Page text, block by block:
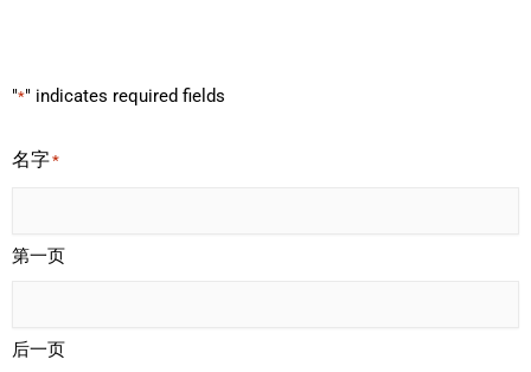
"*" indicates required fields
名字*
第一页
后一页